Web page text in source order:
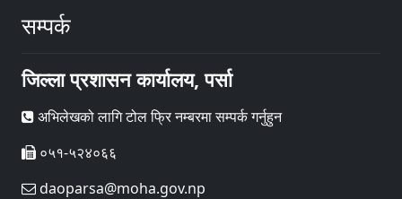
सम्पर्क
जिल्ला प्रशासन कार्यालय, पर्सा
अभिलेखको लागि टोल फ्रि नम्बरमा सम्पर्क गर्नुहुन
०५१-५२४०६६
daoparsa@moha.gov.np